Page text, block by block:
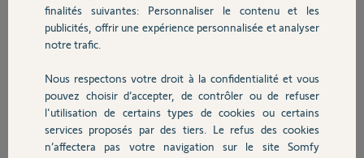
Domotique
Chauffage
Autres produits
même chose : transmetteur absent
merci de continuer à m'aider
René L.
il y a presque 8 ans
Participer au fil de discussion
finalités suivantes: Personnaliser le contenu et les
publicités, offrir une expérience personnalisée et analyser
notre trafic.
Nous respectons votre droit à la confidentialité et vous
pouvez choisir d’accepter, de contrôler ou de refuser
l'utilisation de certains types de cookies ou certains
services proposés par des tiers. Le refus des cookies
n’affectera pas votre navigation sur le site Somfy